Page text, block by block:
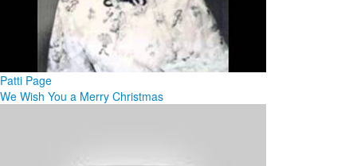
Patti Page
We Wish You a Merry Christmas